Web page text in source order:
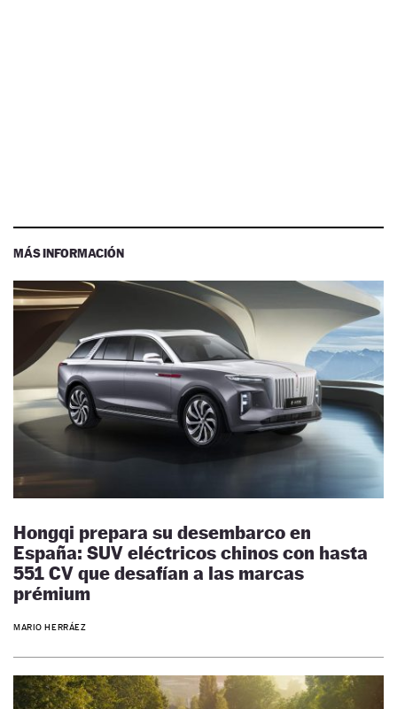
MÁS INFORMACIÓN
Hongqi prepara su desembarco en
España: SUV eléctricos chinos con hasta
551 CV que desafían a las marcas
prémium
MARIO HERRÁEZ